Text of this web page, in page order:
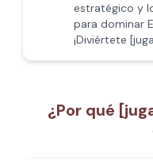
estratégico y
para dominar
¡Diviértete
¿Por qué